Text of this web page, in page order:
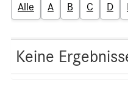
Alle A B C D
Keine